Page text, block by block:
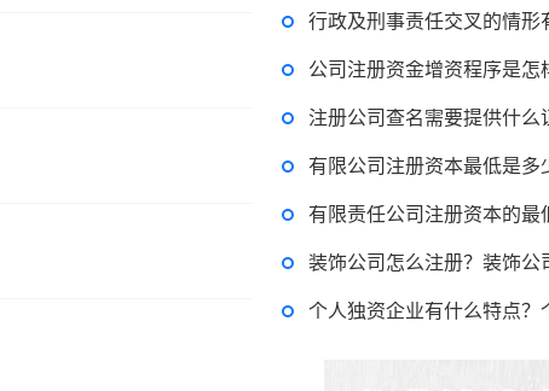
律师回答区
2022-11-17 17:08:56
律师回答区
跳跳糖是毒品吗？
行政及刑事责任交叉的情形有哪些？企业法人法
公司注册资金增资程序是怎样的？注
注册公司查名需要提供什么证件？天河
有限公司注册资本最低是多少？注册
有限责任公司注册资本的最低限额 新公司注
装饰公司怎么注册？装饰公司注
个人独资企业有什么特点？个人独资企业债务如何